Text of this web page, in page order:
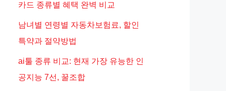
카드 종류별 혜택 완벽 비교
남녀별 연령별 자동차보험료, 할인
특약과 절약방법
ai툴 종류 비교: 현재 가장 유능한 인
공지능 7선, 꿀조합